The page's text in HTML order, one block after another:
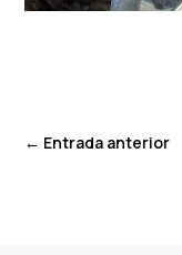
← Entrada anterior